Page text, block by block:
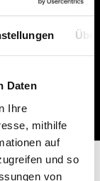
Daten
Ihre
mithilfe
auf
und so
von